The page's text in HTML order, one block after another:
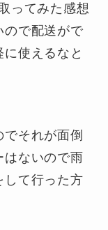
ってみた感想
ので配送がで
使えるなと
それが面倒
はないので雨
して行った方